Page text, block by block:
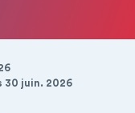
30 juin. 2026